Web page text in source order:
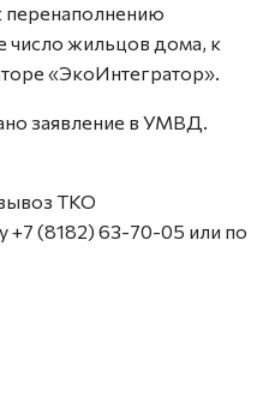
перенаполнению
число жильцов дома, к
«ЭкоИнтегратор».
заявление в УМВД.
ТКО
+7 (8182) 63-70-05 или по